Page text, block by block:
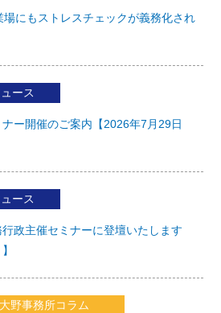
にもストレスチェックが義務化され
ース
ナー開催のご案内【2026年7月29日
ース
政主催セミナーに登壇いたします
大野事務所コラム